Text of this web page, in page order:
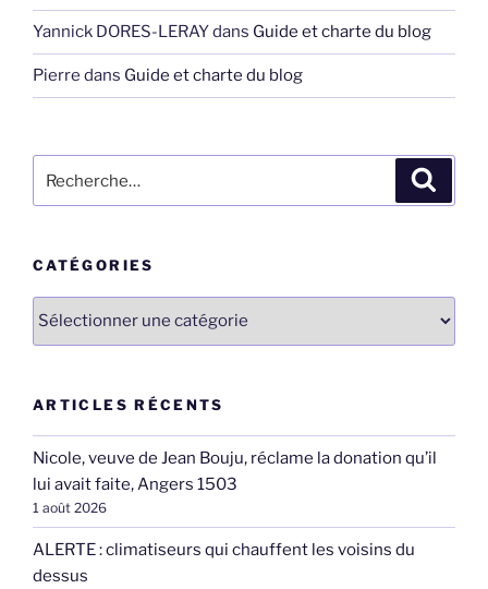
Yannick DORES-LERAYdans Guide et charte du blog
Pierre dans Guide et charte du blog
pour
CATÉGORIES
Catégories
ARTICLES RÉCENTS
Nicole, veuve de Jean Bouju, réclame la donation qu’il
lui avait faite, Angers 1503
1 août 2026
ALERTE : climatiseurs qui chauffent les voisins du
dessus